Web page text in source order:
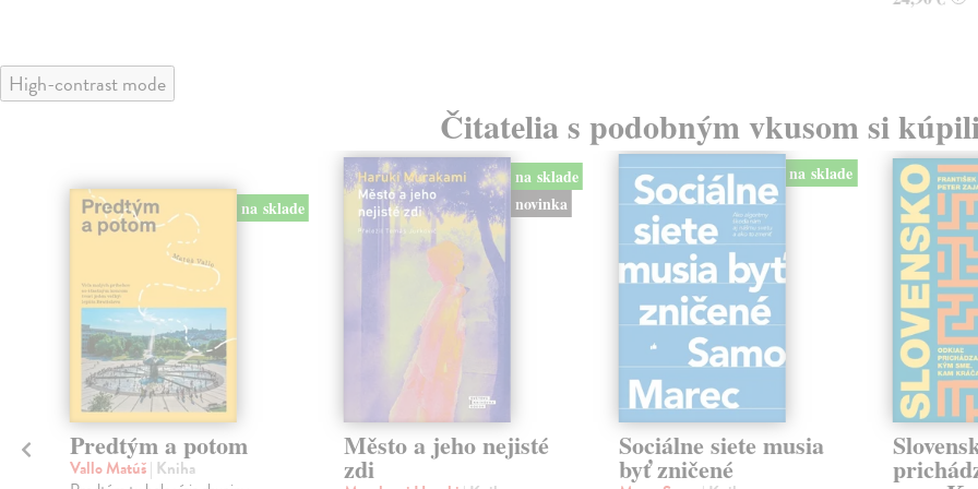
High-contrast mode
Čitatelia s podobným vkusom si
na sklade
Predtým a potom
Vallo Matúš| Kniha
na sklade
novinka
Město a jeho nejisté
zdi
na sklade
Sociálne siete musia
byť zničené